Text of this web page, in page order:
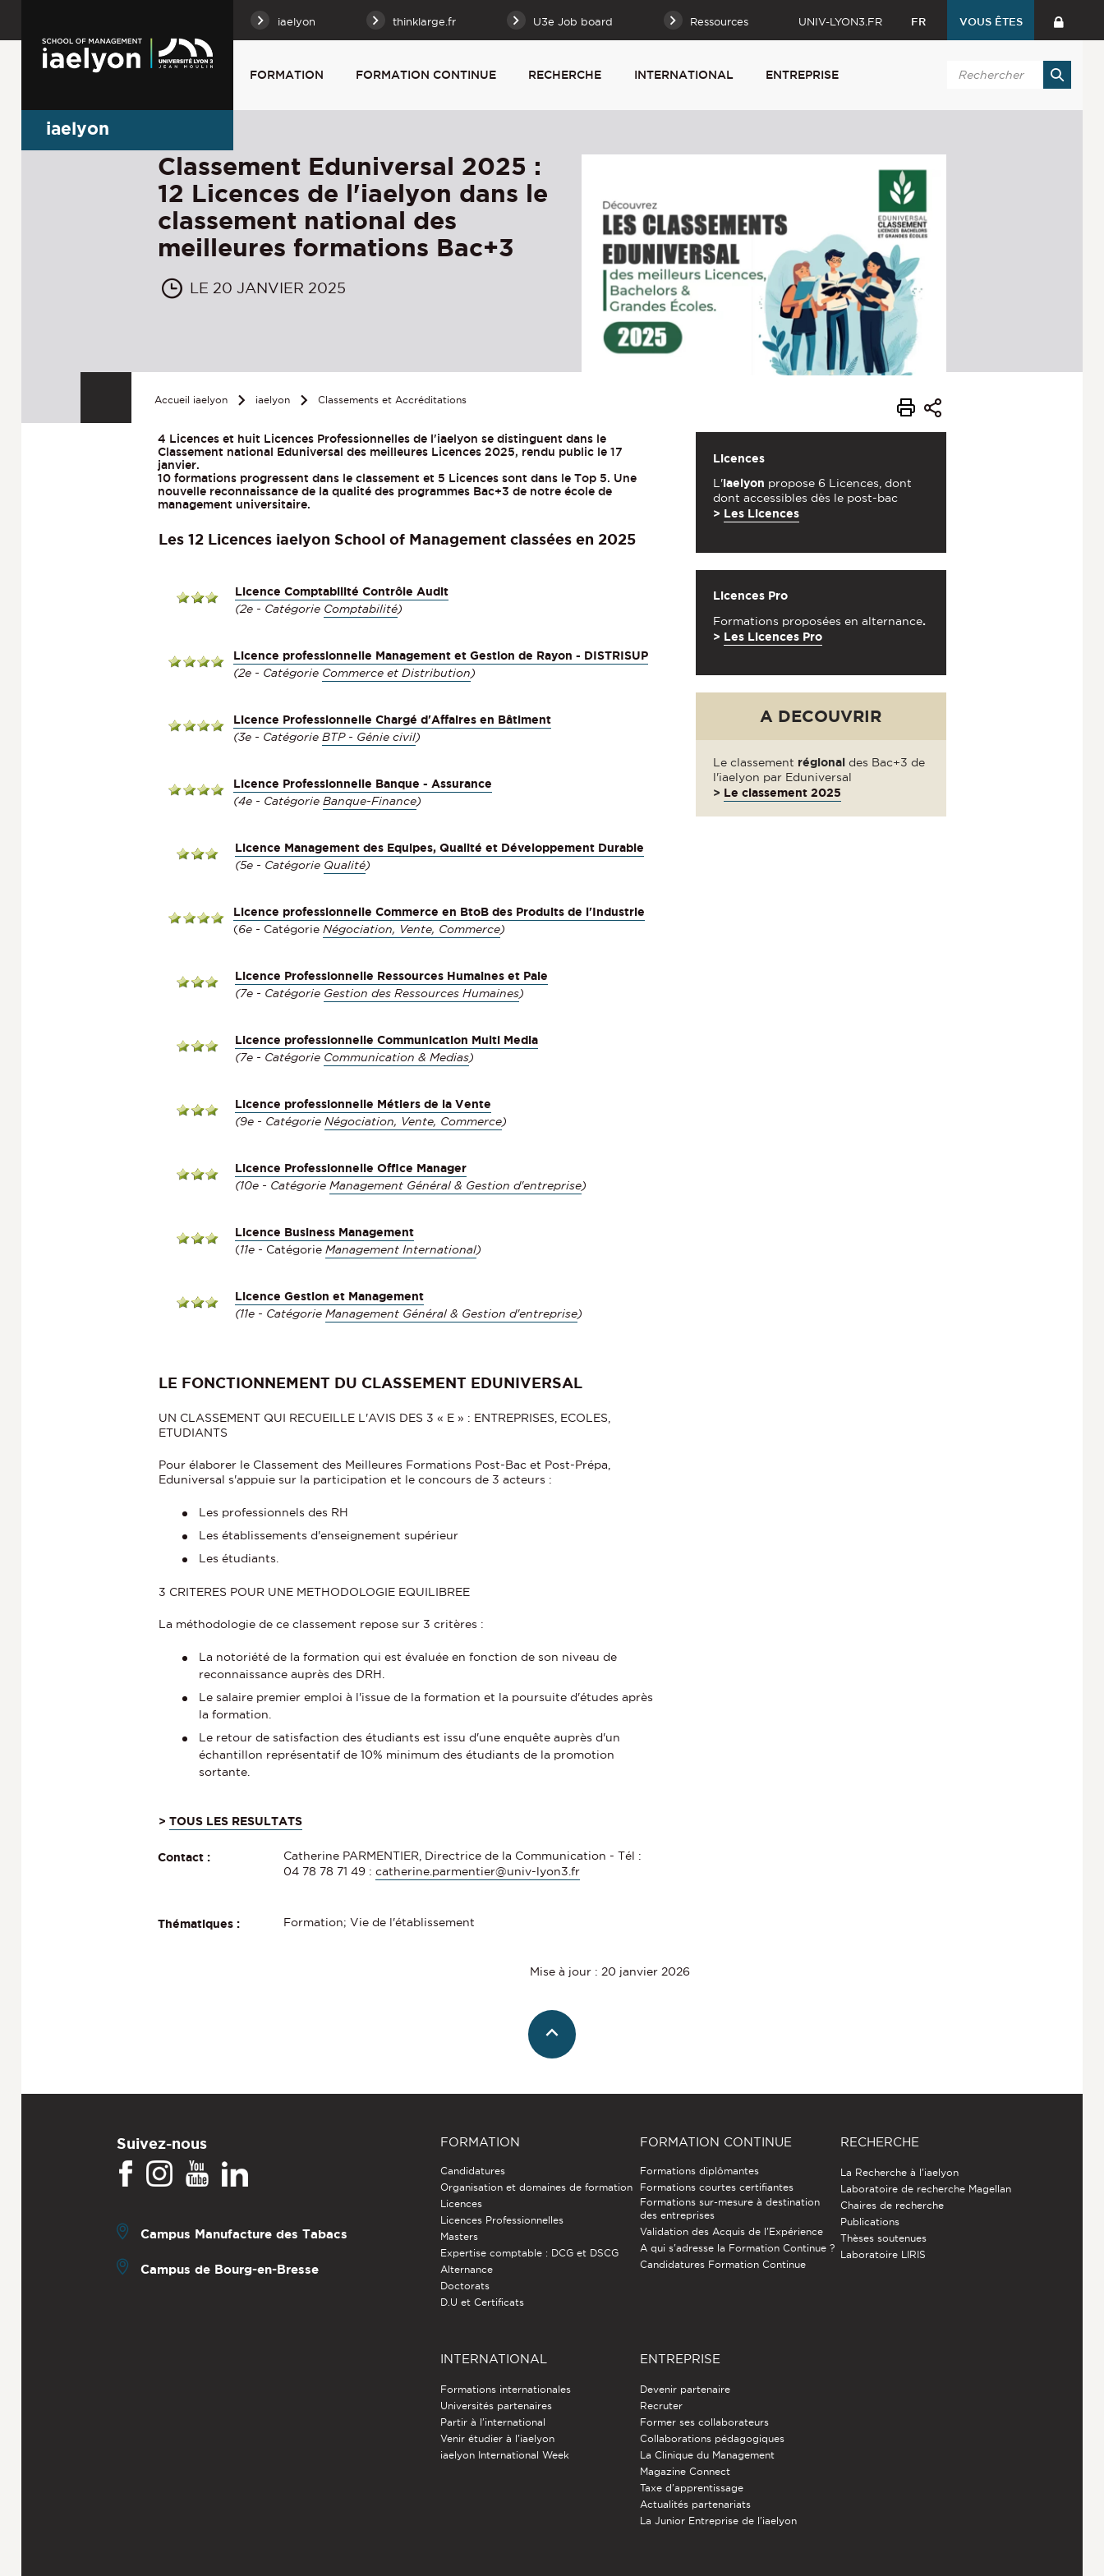
iaelyon thinklarge.fr U3e Job board Ressources UNIV-LYON3.FR FR VOUS ÊTES
FORMATION FORMATION CONTINUE RECHERCHE INTERNATIONAL ENTREPRISE
iaelyon
Classement Eduniversal 2025 :
12 Licences de l'iaelyon dans le
classement national des
meilleures formations Bac+3
LE 20 JANVIER 2025
Accueil iaelyon iaelyon Classements et Accréditations
4 Licences et huit Licences Professionnelles de l'iaelyon se distinguent dans le
Classement national Eduniversal des meilleures Licences 2025, rendu public le 17
janvier.
10 formations progressent dans le classement et 5 Licences sont dans le Top 5. Une
nouvelle reconnaissance de la qualité des programmes Bac+3 de notre école de
management universitaire.
Les 12 Licences iaelyon School of Management classées en 2025
Licence Comptabilité Contrôle Audit
(2e - Catégorie Comptabilité)
Licence professionnelle Management et Gestion de Rayon - DISTRISUP
(2e - Catégorie Commerce et Distribution)
Licence Professionnelle Chargé d'Affaires en Bâtiment
(3e - CatégorieBTP - Génie civil)
Licence Professionnelle Banque - Assurance
(4e - CatégorieBanque-Finance)
Licence Management des Equipes, Qualité et Développement Durable
(5e - Catégorie Qualité)
Licence professionnelle Commerce en BtoB des Produits de l'Industrie
(6e - CatégorieNégociation, Vente, Commerce)
Licence Professionnelle Ressources Humaines et Paie
(7e - Catégorie Gestion des Ressources Humaines)
Licence professionnelle Communication Multi Media
(7e - Catégorie Communication & Medias)
Licence professionnelle Métiers de la Vente
(9e - CatégorieNégociation, Vente, Commerce)
Licence Professionnelle Office Manager
(10e - CatégorieManagement Général & Gestion d'entreprise)
Licence Business Management
(11e - CatégorieManagement International)
Licence Gestion et Management
(11e - CatégorieManagement Général & Gestion d'entreprise)
LE FONCTIONNEMENT DU CLASSEMENT EDUNIVERSAL
UN CLASSEMENT QUI RECUEILLE L'AVIS DES 3 « E » : ENTREPRISES, ECOLES,
ETUDIANTS
Pour élaborer le Classement des Meilleures Formations Post-Bac et Post-Prépa,
Eduniversal s'appuie sur la participation et le concours de 3 acteurs :
Les professionnels des RH
Les établissements d'enseignement supérieur
Les étudiants.
3 CRITERES POUR UNE METHODOLOGIE EQUILIBREE
La méthodologie de ce classement repose sur 3 critères :
La notoriété de la formation qui est évaluée en fonction de son niveau de
reconnaissance auprès des DRH.
Le salaire premier emploi à l'issue de la formation et la poursuite d'études après
la formation.
Le retour de satisfaction des étudiants est issu d'une enquête auprès d'un
échantillon représentatif de 10% minimum des étudiants de la promotion
sortante.
>TOUS LES RESULTATS
Contact :
Catherine PARMENTIER, Directrice de la Communication - Tél :
04 78 78 71 49 :catherine.parmentier@univ-lyon3.fr
Thématiques : Formation; Vie de l'établissement
Licences
L'iaelyon propose 6 Licences, dont
dont accessibles dès le post-bac
> Les Licences
Licences Pro
Formations proposées en alternance.
> Les Licences Pro
A DECOUVRIR
Le classement régional des Bac+3 de
l'iaelyon par Eduniversal
> Le classement 2025
Mise à jour : 20 janvier 2026
Suivez-nous
Campus Manufacture des Tabacs
Campus de Bourg-en-Bresse
FORMATION
Candidatures
Organisation et domaines de formation
Licences
Licences Professionnelles
Masters
Expertise comptable : DCG et DSCG
Alternance
Doctorats
D.U et Certificats
FORMATION CONTINUE
Formations diplômantes
Formations courtes certifiantes
Formations sur-mesure à destination
des entreprises
Validation des Acquis de l’Expérience
A qui s'adresse la Formation Continue ?
Candidatures Formation Continue
RECHERCHE
La Recherche à l'iaelyon
Laboratoire de recherche Magellan
Chaires de recherche
Publications
Thèses soutenues
Laboratoire LIRIS
INTERNATIONAL
Formations internationales
Universités partenaires
Partir à l'international
Venir étudier à l’iaelyon
iaelyon International Week
ENTREPRISE
Devenir partenaire
Recruter
Former ses collaborateurs
Collaborations pédagogiques
La Clinique du Management
Magazine Connect
Taxe d'apprentissage
Actualités partenariats
La Junior Entreprise de l'iaelyon